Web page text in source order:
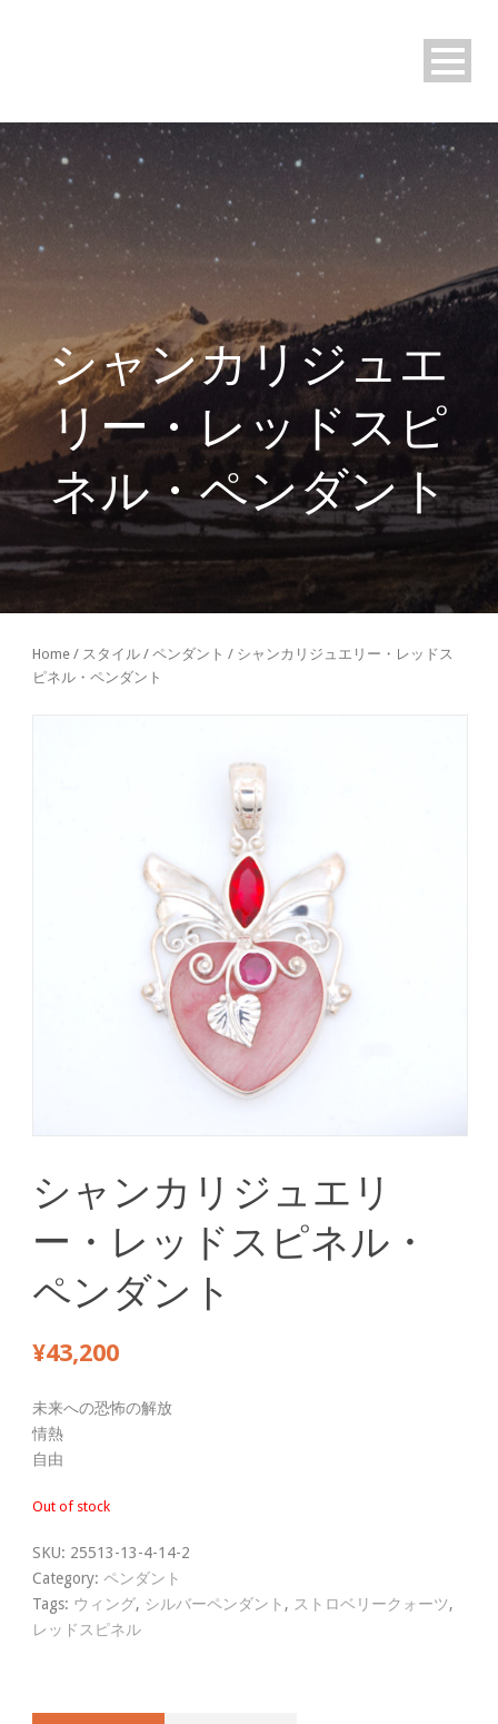
シャンカリジュエ
リー・レッドスピ
ネル・ペンダント
Home / スタイル / ペンダント / シャンカリジュエリー・レッドス
ピネル・ペンダント
シャンカリジュエリ
ー・レッドスピネル・
ペンダント
¥43,200
未来への恐怖の解放
情熱
自由
Out of stock
SKU: 25513-13-4-14-2
Category: ペンダント
Tags: ウィング, シルバーペンダント , ストロベリークォーツ,
レッドスピネル